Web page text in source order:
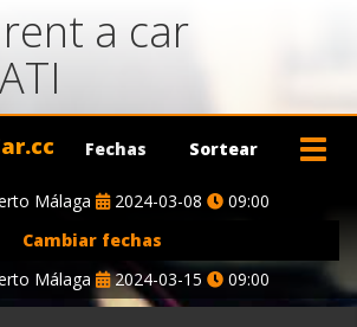
a car
Sortear
Fechas
Málaga 2024-03-08
09:00
Cambiar fechas
Málaga
2024-03-15 09:00